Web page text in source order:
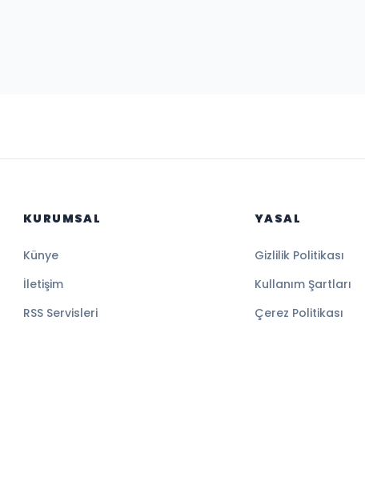
KURUMSAL
Künye
İletişim
RSS Servisleri
YASAL
Gizlilik Politikası
Kullanım Şartları
Çerez Politikası